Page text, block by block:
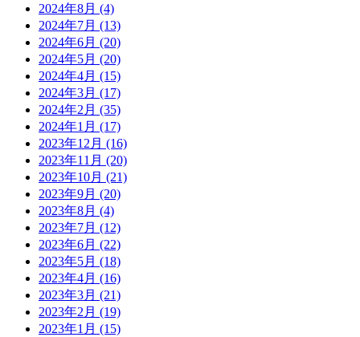
2024年8月 (4)
2024年7月 (13)
2024年6月 (20)
2024年5月 (20)
2024年4月 (15)
2024年3月 (17)
2024年2月 (35)
2024年1月 (17)
2023年12月 (16)
2023年11月 (20)
2023年10月 (21)
2023年9月 (20)
2023年8月 (4)
2023年7月 (12)
2023年6月 (22)
2023年5月 (18)
2023年4月 (16)
2023年3月 (21)
2023年2月 (19)
2023年1月 (15)